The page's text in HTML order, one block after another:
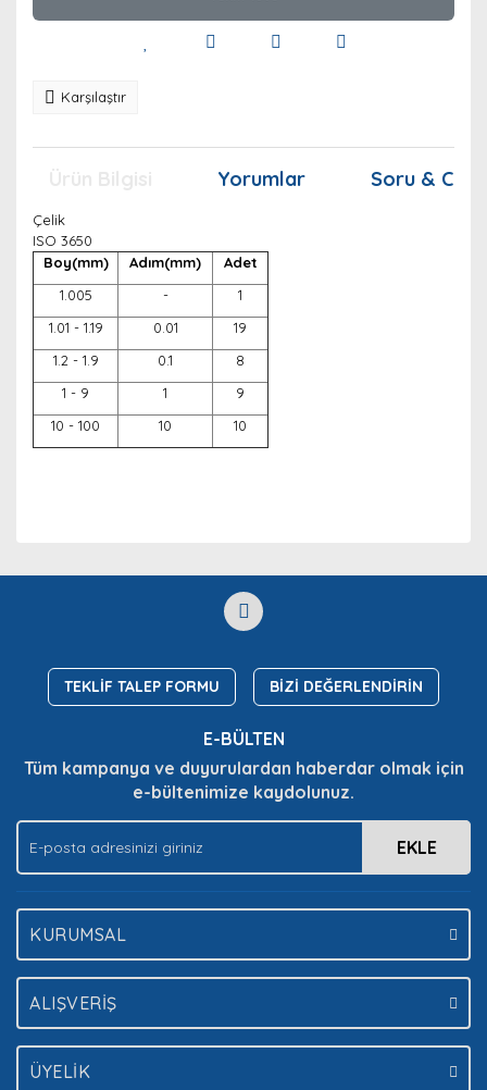
Karşılaştır
Yorumlar Soru &
Çelik
ISO 3650
Boy(mm)
Adım(mm)
Adet
1.005
-
1
1.01 - 1.19
0.01
19
1.2 - 1.9
0.1
8
1 - 9
1
9
10 - 100
10 10
Yorum Yaz
Soru Sor
formunu kullanarak tarafımıza iletebilirsiniz.
Görüş ve önerileriniz için teşekkür ederiz.
Ürün açıklamasında eksik bilgiler bulunuyor.
Ürün fiyatı diğer sitelerden daha pahalı.
Bu ürüne benzer farklı alternatifler olmalı.
TEKLİF TALEP FORMU BİZİ DEĞERLENDİRİN
E-BÜLTEN
Tüm kampanya ve duyurulardan haberdar olmak için
e-bültenimize kaydolunuz.
EKLE
KURUMSAL
ALIŞVERİŞ
ÜYELİK